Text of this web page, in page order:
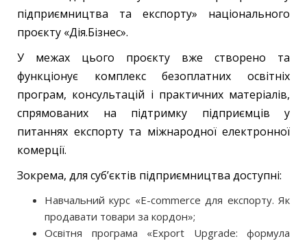
підприємництва та експорту» національного
проєкту «Дія.Бізнес».
У межах цього проєкту вже створено та
функціонує комплекс безоплатних освітніх
програм, консультацій і практичних матеріалів,
спрямованих на підтримку підприємців у
питаннях експорту та міжнародної електронної
комерції.
Зокрема, для суб’єктів підприємництва доступні:
Навчальний курс «E-commerce для експорту. Як
продавати товари за кордон»;
Освітня програма «Export Upgrade: формула